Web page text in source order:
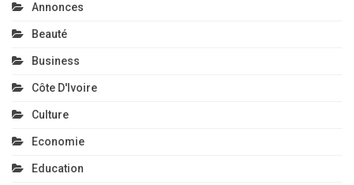
Annonces
Beauté
Business
Côte D'Ivoire
Culture
Economie
Education